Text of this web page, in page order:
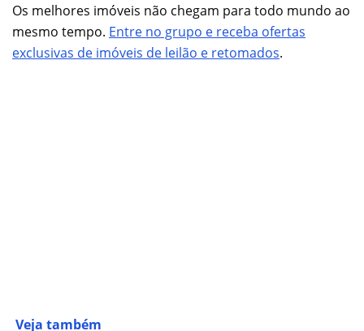
Os melhores imóveis não chegam para todo mundo ao
mesmo tempo. Entre no grupo e receba ofertas
exclusivas de imóveis de leilão e retomados.
Veja também